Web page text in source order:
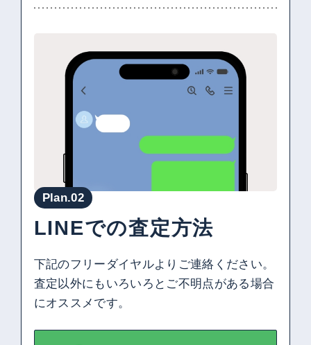
Plan.02
LINEでの査定方法
下記のフリーダイヤルよりご連絡ください。
査定以外にもいろいろとご不明点がある場合
にオススメです。